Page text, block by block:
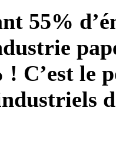
55%
C’est le